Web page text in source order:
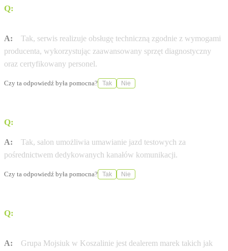
Q:
A:
Tak, serwis realizuje obsługę techniczną zgodnie z wymogami
producenta, wykorzystując zaawansowany sprzęt diagnostyczny
oraz certyfikowany personel.
Czy ta odpowiedź była pomocna? Tak Nie
Q:
A:
Tak, salon umożliwia umawianie jazd testowych za
pośrednictwem dedykowanych kanałów komunikacji.
Czy ta odpowiedź była pomocna? Tak Nie
Q:
A:
Grupa Mojsiuk w Koszalinie jest dealerem marek takich jak